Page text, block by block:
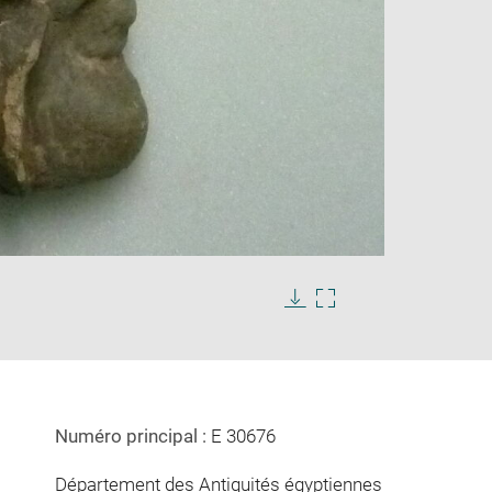
in
Numéro principal : E 30676
Département des Antiquités égyptiennes